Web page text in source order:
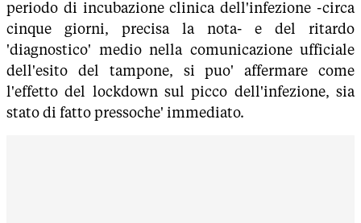
periodo di incubazione clinica dell'infezione -circa
cinque giorni, precisa la nota- e del ritardo
'diagnostico' medio nella comunicazione ufficiale
dell'esito del tampone, si puo' affermare come
l'effetto del lockdown sul picco dell'infezione, sia
stato di fatto pressoche' immediato.